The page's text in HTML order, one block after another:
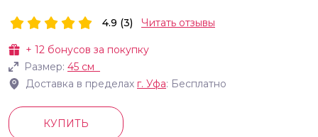
+ 12 бонусов за покупку
Размер: 45 см
Доставка в пределах г. Уфа: Бесплатно
4.9 (3) Читать отзывы
КУПИТЬ